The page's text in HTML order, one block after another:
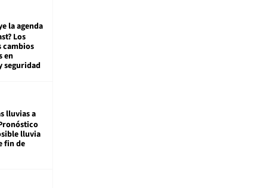
la agenda
Los
cambios
en
seguridad
lluvias a
lluvia
fin de